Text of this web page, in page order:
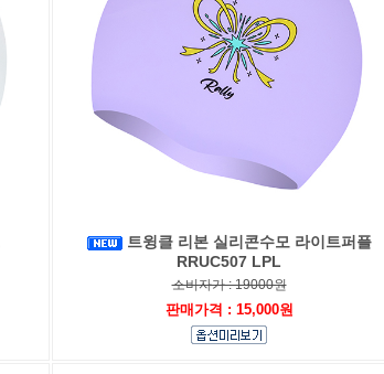
트윙클 리본 실리콘수모 라이트퍼플
RRUC507 LPL
소비자가 : 19000원
판매가격 : 15,000원